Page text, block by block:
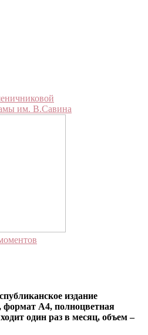
издание
формат А4, полноцветная
один раз в месяц, объем –